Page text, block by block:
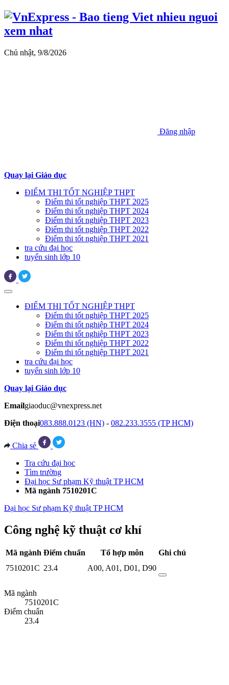
Chủ nhật, 9/8/2026
Đăng nhập
Quay lại Giáo dục
ĐIỂM THI TỐT NGHIỆP THPT
Điểm thi tốt nghiệp THPT 2025
Điểm thi tốt nghiệp THPT 2024
Điểm thi tốt nghiệp THPT 2023
Điểm thi tốt nghiệp THPT 2022
Điểm thi tốt nghiệp THPT 2021
tra cứu đại học
tuyển sinh lớp 10
ĐIỂM THI TỐT NGHIỆP THPT
Điểm thi tốt nghiệp THPT 2025
Điểm thi tốt nghiệp THPT 2024
Điểm thi tốt nghiệp THPT 2023
Điểm thi tốt nghiệp THPT 2022
Điểm thi tốt nghiệp THPT 2021
tra cứu đại học
tuyển sinh lớp 10
Quay lại Giáo dục
Emailgiaoduc@vnexpress.net
Điện thoại083.888.0123 (HN) - 082.233.3555 (TP HCM)
Chia sẻ
Tra cứu đại học
Tìm trường
Đại học Sư phạm Kỹ thuật TP HCM
Mã ngành 7510201C
Đại học Sư phạm Kỹ thuật TP HCM
Công nghệ kỹ thuật cơ khí
Mã ngành Điểm chuẩn Tổ hợp môn
Ghi chú
7510201C 23.4 A00, A01, D01, D90
Mã ngành
7510201C
Điểm chuẩn
23.4